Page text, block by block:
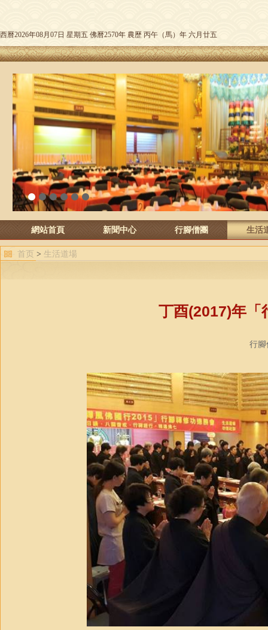
西曆2026年08月07日 星期五 佛曆2570年 農歷 丙午（馬）年 六月廿五
1 2 3 4 5 6
網站首頁 新聞中心 行腳僧團 生活
首页 > 生活道場
丁酉(2017)年「
行腳